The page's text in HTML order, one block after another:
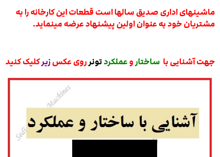
ماشینهای اداری صدیق سالها است قطعات این کارخانه را به
مشتریان خود به عنوان اولین پیشنهاد عرضه مینماید.
جهت آشنایی با ساختارو عملکردتونرروی عکس زیرکلیک کنید